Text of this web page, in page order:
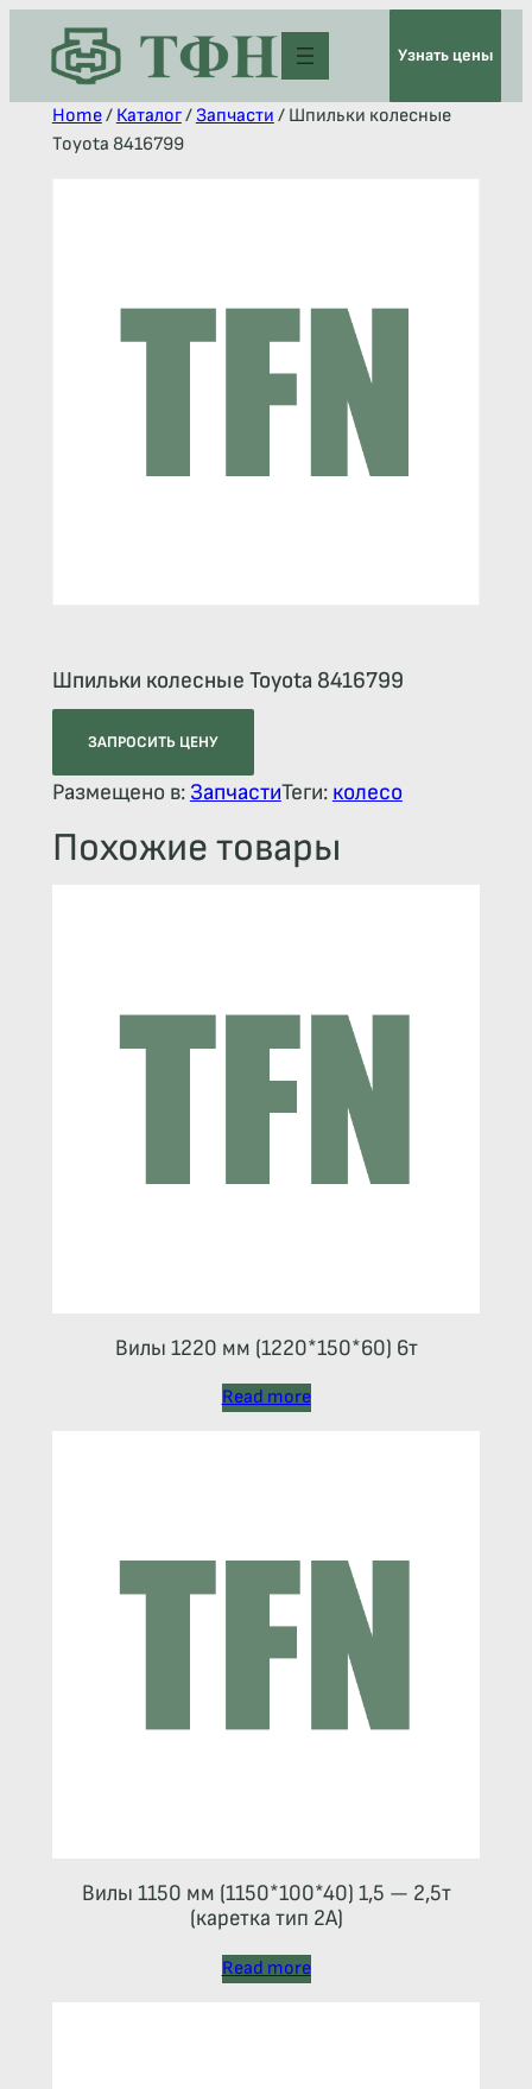
Узнать цены
Home/ Каталог/ Запчасти / Шпильки колесные
Toyota 8416799
Шпильки колесные Toyota 8416799
ЗАПРОСИТЬ ЦЕНУ
Размещено в: ЗапчастиТеги: колесо
Похожие товары
Вилы 1220 мм (1220*150*60) 6т
Read more
Вилы 1150 мм (1150*100*40) 1,5 — 2,5т
(каретка тип 2A)
Read more